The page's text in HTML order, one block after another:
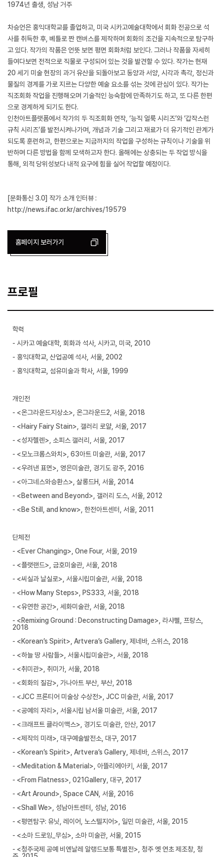
1974년 출생, 성남 거주
차승언은 홍익대학교를 졸업하고, 미국 시카고예술대학에서 회화 전공으로 석
사를 취득한 후, 베틀로 짠 캔버스를 제작하며 회화의 조건을 지속적으로 탐구하
고 있다. 작가의 작품은 언뜻 보면 평면 회화처럼 보인다. 그러나 작품을 자세히
들여다보면 전적으로 직물로 구성되어 있는 것을 발견할 수 있다. 작가는 현재
20 세기 미술 현장의 과거 유산을 되돌아보고 동양과 서양, 시각과 촉각, 정신과
물질의 경계를 가로 지르는 다양한 예술 요소를 섞는 것에 관심이 있다. 작가는
직조회화 작업을 진행해오며 기술적인 능숙함에 만족하기도 하고, 또 다른 한편
으로 경계하게 되기도 한다.
인천아트플랫폼에서 작가의 두 직조회화 연작, ‘능직 얼룩 시리즈’와 ‘갑작스런
규칙 시리즈’를 발전시켜나가며, 개념과 기술 그리고 재료가 더 유기적인 관계가
되도록 훈련하고, 한편으로는 지금까지의 작업을 구성하는 규칙이나 기술을 위
반하며 다른 방법을 함께 모색하고자 한다. 올해에는 상충되는 두 작업 방식을
통해, 외적 당위성보다 내적 요구에 힘을 실어 작업할 예정이다.
[문화통신 3.0] 작가 소개 인터뷰 :
http://news.ifac.or.kr/archives/19579
홈페이지 보러가기
프로필
학력
- 시카고 예술대학, 회화과 석사, 시카고, 미국, 2010
- 홍익대학교, 산업공예 석사, 서울, 2002
- 홍익대학교, 섬유미술과 학사, 서울, 1999
개인전
- <온그라운드지상소>, 온그라운드2, 서울, 2018
- <Hairy Fairy Stain>, 갤러리 로얄, 서울, 2017
- <성자헬렌>, 소피스 갤러리, 서울, 2017
- <모노크롬스와치>, 63아트 미술관, 서울, 2017
- <우려낸 표면>, 영은미술관, 경기도 광주, 2016
- <아그네스와승환스>, 살롱드H, 서울, 2014
- <Between and Beyond>, 갤러리 도스, 서울, 2012
- <Be Still, and know>, 한전아트센터, 서울, 2011
단체전
- <Ever Changing>, One Four, 서울, 2019
- <플랫랜드>, 금호미술관, 서울, 2018
- <씨실과 날실로>, 서울시립미술관, 서울, 2018
- <How Many Steps>, PS333, 서울, 2018
- <유연한 공간>, 세화미술관, 서울, 2018
- <Remixing Ground : Deconstructing Damage>, 라샤펠, 프랑스,
2018
- <Korean’s Spirit>, Artvera’s Gallery, 제네바, 스위스, 2018
- <하늘 땅 사람들>, 서울시립미술관>, 서울, 2018
- <취미관>, 취미가, 서울, 2018
- <회화의 질감>, 가나아트 부산, 부산, 2018
- <JCC 프론티어 미술상 수상전>, JCC 미술관, 서울, 2017
- <공예의 자리>, 서울시립 남서울 미술관, 서울, 2017
- <크래프트 클라이맥스>, 경기도 미술관, 안산, 2017
- <제작의 미래>, 대구예술발전소, 대구, 2017
- <Korean’s Spirit>, Artvera’s Gallery, 제네바, 스위스, 2017
- <Meditation & Material>, 아뜰리에아키, 서울, 2017
- <From Flatness>, 021Gallery, 대구, 2017
- <Art Around>, Space CAN, 서울, 2016
- <Shall We>, 성남아트센터, 성남, 2016
- <평면탐구: 유닛, 레이어, 노스텔지어>, 일민 미술관, 서울, 2015
- <소마 드로잉_무심>, 소마 미술관, 서울, 2015
- <청주국제 공예 비엔날레 알랭드보통 특별전>, 청주 옛 연초 제조창, 청